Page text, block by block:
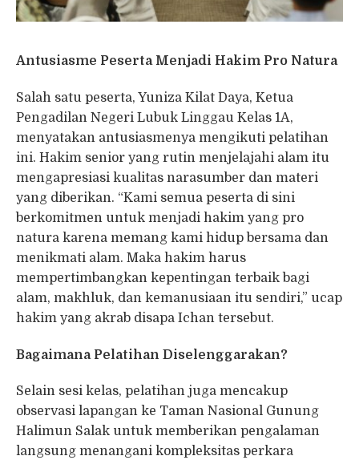
Antusiasme Peserta Menjadi Hakim Pro Natura
Salah satu peserta, Yuniza Kilat Daya, Ketua
Pengadilan Negeri Lubuk Linggau Kelas 1A,
menyatakan antusiasmenya mengikuti pelatihan
ini. Hakim senior yang rutin menjelajahi alam itu
mengapresiasi kualitas narasumber dan materi
yang diberikan. “Kami semua peserta di sini
berkomitmen untuk menjadi hakim yang pro
natura karena memang kami hidup bersama dan
menikmati alam. Maka hakim harus
mempertimbangkan kepentingan terbaik bagi
alam, makhluk, dan kemanusiaan itu sendiri,” ucap
hakim yang akrab disapa Ichan tersebut.
Bagaimana Pelatihan Diselenggarakan?
Selain sesi kelas, pelatihan juga mencakup
observasi lapangan ke Taman Nasional Gunung
Halimun Salak untuk memberikan pengalaman
langsung menangani kompleksitas perkara